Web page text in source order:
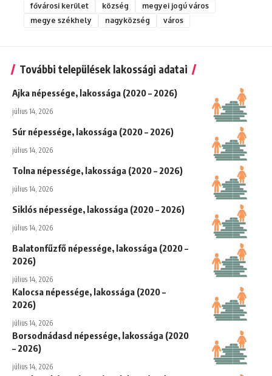
fővárosi kerület község
megyei jogú város
megye székhely
nagyközség város
További települések lakossági adatai
Ajka népessége, lakossága (2020 – 2026)
július 14, 2026
Súr népessége, lakossága (2020 – 2026)
július 14, 2026
Tolna népessége, lakossága (2020 – 2026)
július 14, 2026
Siklós népessége, lakossága (2020 – 2026)
július 14, 2026
Balatonfűzfő népessége, lakossága (2020 –
2026)
július 14, 2026
Kalocsa népessége, lakossága (2020 –
2026)
július 14, 2026
Borsodnádasd népessége, lakossága (2020
– 2026)
július 14, 2026